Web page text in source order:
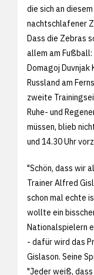
die sich an
nachtschlafener
Dass die Zebras
allem am
Domagoj
Russland am
zweite
Ruhe- und
müssen, blieb
und 14.30 Uhr
"Schön, dass wir
Trainer Alfred
schon mal echte
wollte ein
Nationalspielern
- dafür wird das
Gislason. Seine
"Jeder weiß,